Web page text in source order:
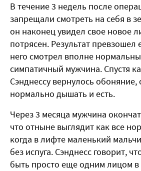
В течение 3 недель после
запрещали смотреть на себя в
он наконец увидел свое новое
потрясен. Результат превзошел
него смотрел вполне
симпатичный мужчина. Спустя
Сэнднессу вернулось обоняние,
нормально дышать и есть.
Через 3 месяца мужчина
что отныне выглядит как все
когда в лифте маленький
без испуга. Сэнднесс говорит,
быть просто еще одним лицом в